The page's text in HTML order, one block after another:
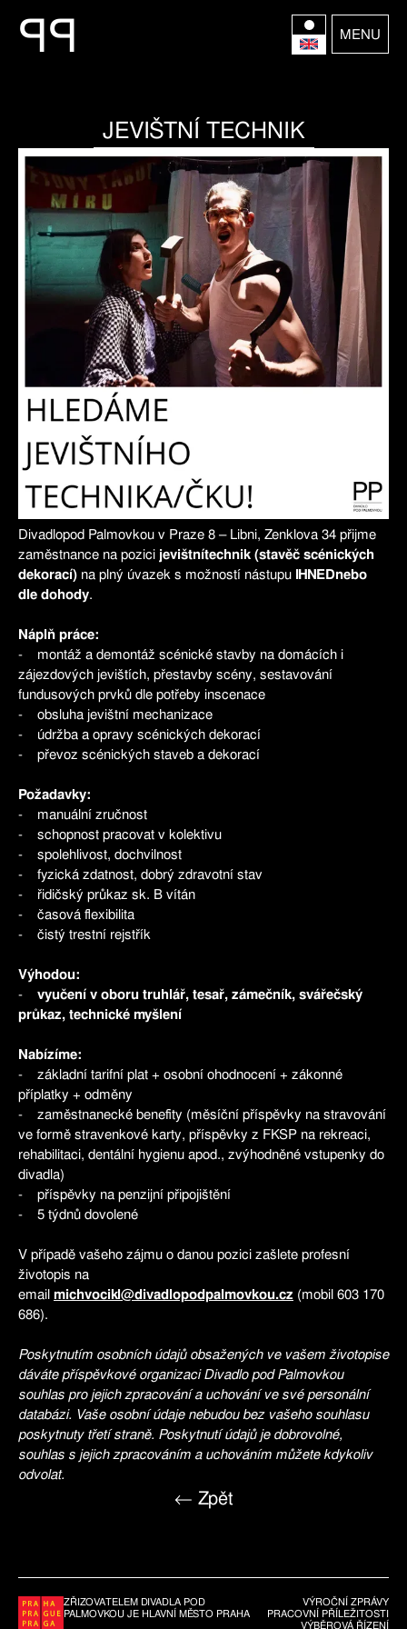
PP MENU
JEVIŠTNÍ TECHNIK
Divadlopod Palmovkou v Praze 8 – Libni, Zenklova 34 přijme
zaměstnance na pozici jevištnítechnik (stavěč scénických
dekorací) na plný úvazek s možností nástupu IHNEDnebo
dle dohody.
Náplň práce:
- montáž a demontáž scénické stavby na domácích i
zájezdových jevištích, přestavby scény, sestavování
fundusových prvků dle potřeby inscenace
- obsluha jevištní mechanizace
- údržba a opravy scénických dekorací
- převoz scénických staveb a dekorací
Požadavky:
- manuální zručnost
- schopnost pracovat v kolektivu
- spolehlivost, dochvilnost
- fyzická zdatnost, dobrý zdravotní stav
- řidičský průkaz sk. B vítán
- časová flexibilita
- čistý trestní rejstřík
Výhodou:
- vyučení v oboru truhlář, tesař, zámečník, svářečský
průkaz, technické myšlení
Nabízíme:
- základní tarifní plat + osobní ohodnocení + zákonné
příplatky + odměny
- zaměstnanecké benefity (měsíční příspěvky na stravování
ve formě stravenkové karty, příspěvky z FKSP na rekreaci,
rehabilitaci, dentální hygienu apod., zvýhodněné vstupenky do
divadla)
- příspěvky na penzijní připojištění
- 5 týdnů dovolené
V případě vašeho zájmu o danou pozici zašlete profesní
životopis na
email michvocikl@divadlopodpalmovkou.cz (mobil 603 170
686).
Poskytnutím osobních údajů obsažených ve vašem životopise
dáváte příspěvkové organizaci Divadlo pod Palmovkou
souhlas pro jejich zpracování a uchování ve své personální
databázi. Vaše osobní údaje nebudou bez vašeho souhlasu
poskytnuty třetí straně. Poskytnutí údajů je dobrovolné,
souhlas s jejich zpracováním a uchováním můžete kdykoliv
odvolat.
← Zpět
ZŘIZOVATELEM DIVADLA POD
PALMOVKOU JE HLAVNÍ MĚSTO PRAHA
VÝROČNÍ ZPRÁVY
PRACOVNÍ PŘÍLEŽITOSTI
VÝBĚROVÁ ŘÍZENÍ